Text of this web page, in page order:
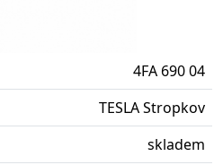
4FA 690 04
TESLA Stropkov
skladem